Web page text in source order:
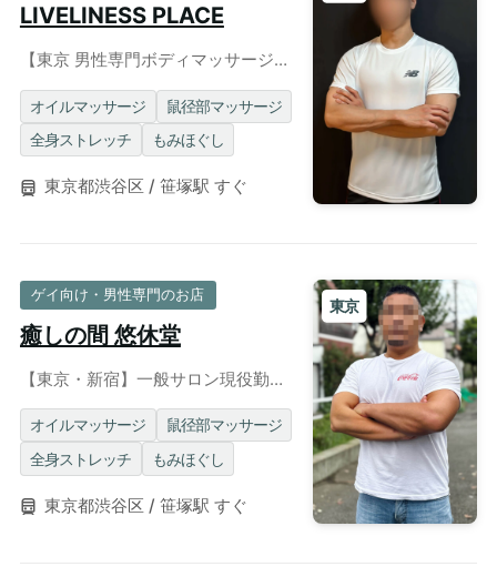
LIVELINESS PLACE
【東京 男性専門ボディマッサージ】
トレッチ◎パーソナルトレーニング
コースあり
オイルマッサージ
鼠径部マッサージ
全身ストレッチ
もみほぐし
東京都渋谷区 / 笹塚駅 すぐ
東京
ゲイ向け・男性専門のお店
癒しの間 悠休堂
【東京・新宿】一般サロン現役勤
ー体型による本格施術◎個室/出張可
オイルマッサージ
鼠径部マッサージ
全身ストレッチ
もみほぐし
東京都渋谷区 / 笹塚駅 すぐ